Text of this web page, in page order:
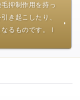
抑制作用を持っ
き起こしたり、
るものです。Ⅰ